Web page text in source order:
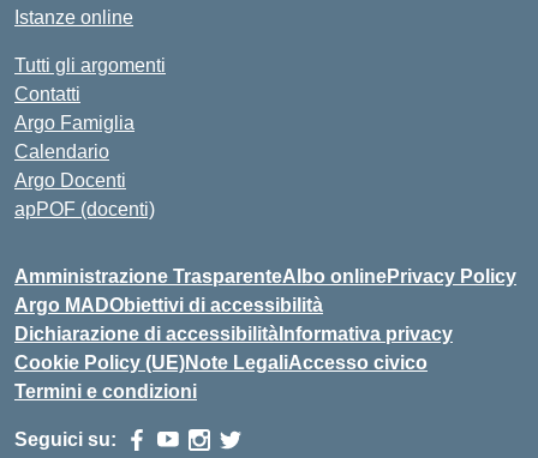
Istanze online
Tutti gli argomenti
Contatti
Argo Famiglia
Calendario
Argo Docenti
apPOF (docenti)
Amministrazione TrasparenteAlbo onlinePrivacy Policy
Argo MADObiettivi di accessibilità
Dichiarazione di accessibilità Informativa privacy
Cookie Policy (UE)Note LegaliAccesso civico
Termini e condizioni
Seguici su: